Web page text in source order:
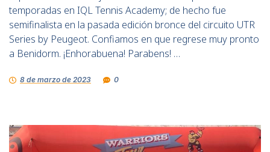
temporadas en IQL Tennis Academy; de hecho fue
semifinalista en la pasada edición bronce del circuito UTR
Series by Peugeot. Confiamos en que regrese muy pronto
a Benidorm. ¡Enhorabuena! Parabens! …
8 de marzo de 2023 0